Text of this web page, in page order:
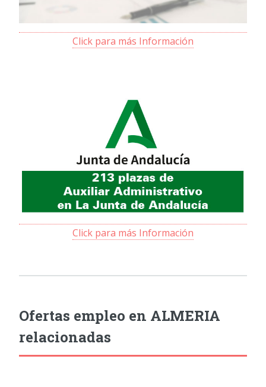
Click para más Información
Click para más Información
Ofertas empleo en ALMERIA
relacionadas